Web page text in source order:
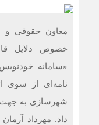
معاون حقوقی و
خصوص دلایل
«سامانه
نامه‌ای از سوی
شهرسازی به جهت
داد. مهرداد